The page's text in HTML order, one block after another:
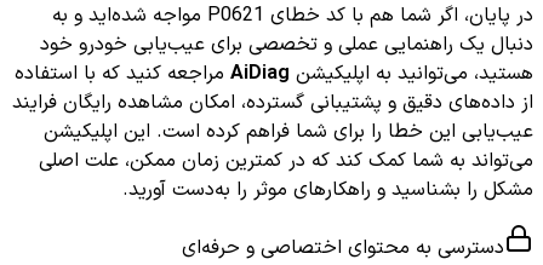
در پایان، اگر شما هم با کد خطای P0621 مواجه شده‌اید و به
دنبال یک راهنمایی عملی و تخصصی برای عیب‌یابی خودرو خود
هستید، می‌توانید به اپلیکیشن AiDiag مراجعه کنید که با استفاده
از داده‌های دقیق و پشتیبانی گسترده، امکان مشاهده رایگان فرایند
عیب‌یابی این خطا را برای شما فراهم کرده است. این اپلیکیشن
می‌تواند به شما کمک کند که در کمترین زمان ممکن، علت اصلی
مشکل را بشناسید و راهکارهای موثر را به‌دست آورید.
دسترسی به محتوای اختصاصی و حرفه‌ای